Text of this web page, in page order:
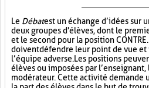
Le Débatest un échange d’idées sur
deux groupes d'élèves, dont le
et le second pour la position
doivent défendre leur point de vue
l’équipe adverse. Les positions
élèves ou imposées par
modérateur. Cette activité demande